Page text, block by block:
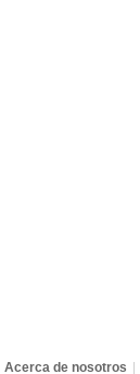
Acerca de nosotros